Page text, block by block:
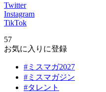
Twitter
Instagram
TikTok
57
お気に入りに登録
#ミスマガ2027
#ミスマガジン
#タレント